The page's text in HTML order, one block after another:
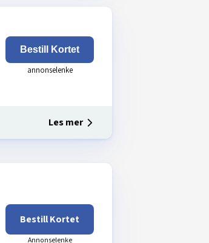
Bestill Kortet
Les mer
Bestill Kortet